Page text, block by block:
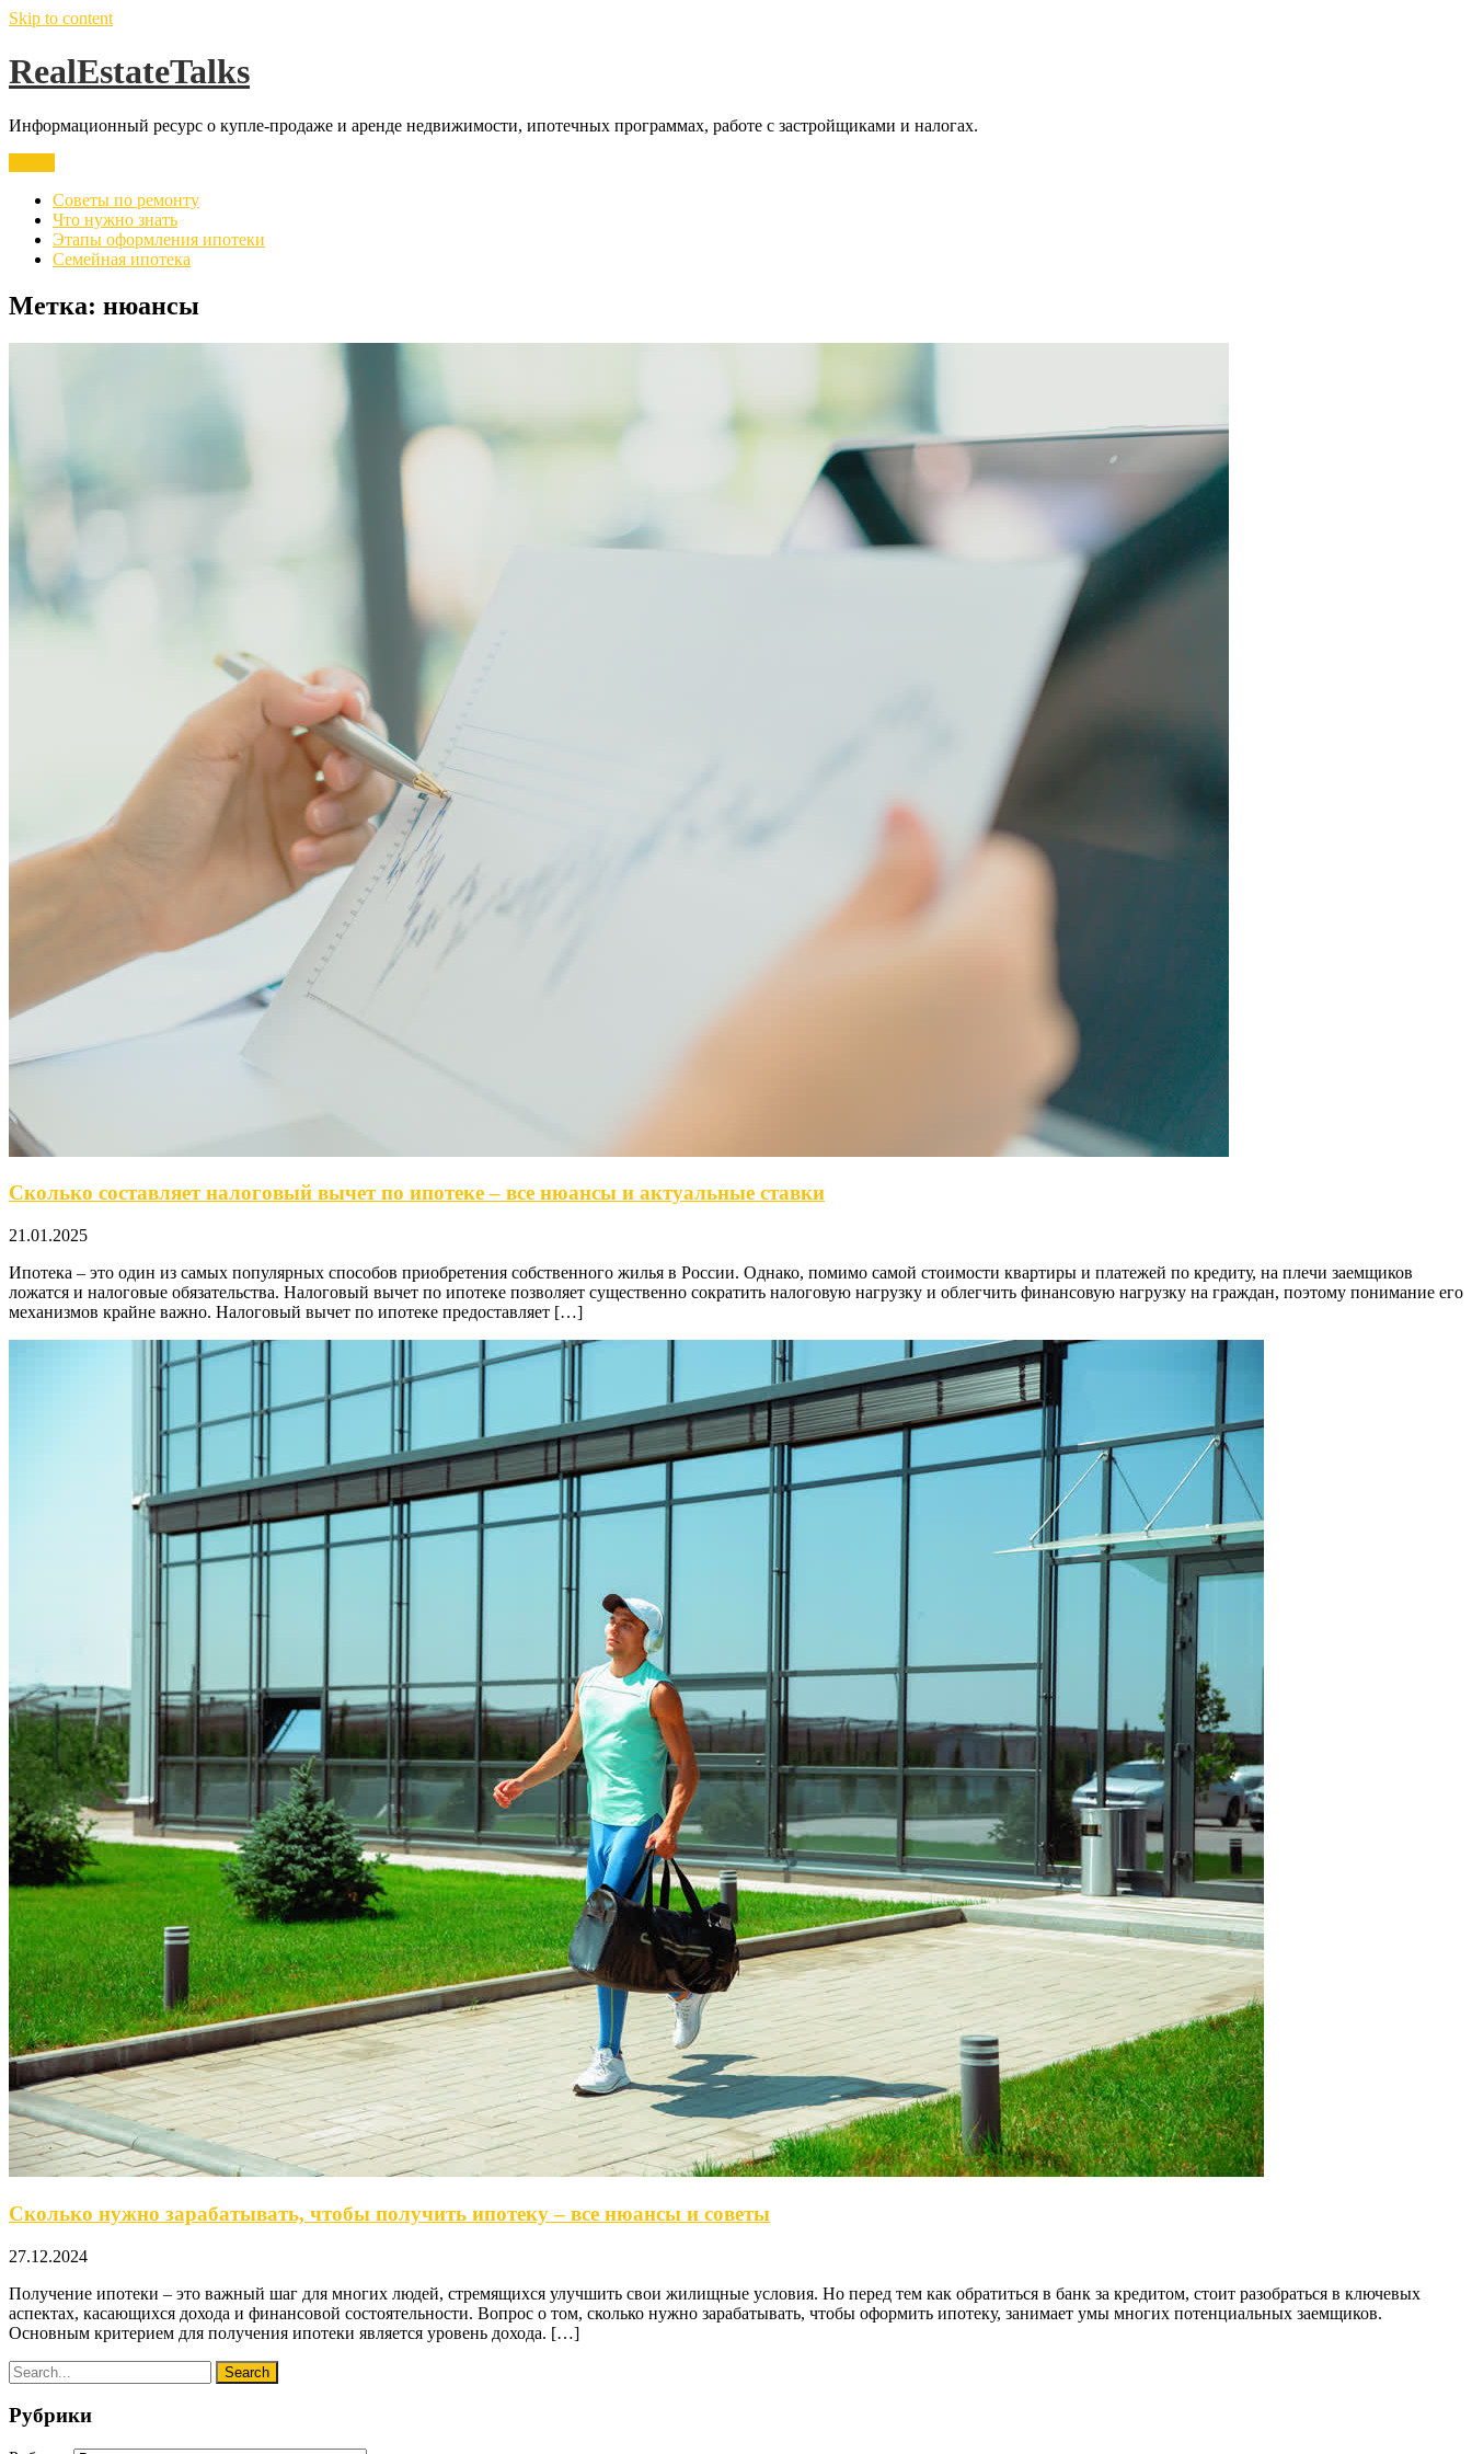
Skip to content
RealEstateTalks
Информационный ресурс о купле-продаже и аренде недвижимости, ипотечных программах, работе с застройщиками и налогах.
Советы по ремонту
Что нужно знать
Этапы оформления ипотеки
Семейная ипотека
Метка: нюансы
Сколько составляет налоговый вычет по ипотеке – все нюансы и актуальные ставки
21.01.2025
Ипотека – это один из самых популярных способов приобретения собственного жилья в России. Однако, помимо самой стоимости квартиры и платежей по кредиту, на плечи заемщиков
ложатся и налоговые обязательства. Налоговый вычет по ипотеке позволяет существенно сократить налоговую нагрузку и облегчить финансовую нагрузку на граждан, поэтому понимание его
механизмов крайне важно. Налоговый вычет по ипотеке предоставляет […]
Сколько нужно зарабатывать, чтобы получить ипотеку – все нюансы и советы
27.12.2024
Получение ипотеки – это важный шаг для многих людей, стремящихся улучшить свои жилищные условия. Но перед тем как обратиться в банк за кредитом, стоит разобраться в ключевых
аспектах, касающихся дохода и финансовой состоятельности. Вопрос о том, сколько нужно зарабатывать, чтобы оформить ипотеку, занимает умы многих потенциальных заемщиков.
Основным критерием для получения ипотеки является уровень дохода. […]
Рубрики